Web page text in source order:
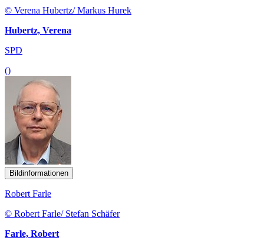
© Verena Hubertz/ Markus Hurek
Hubertz, Verena
SPD
()
Bildinformationen
Robert Farle
© Robert Farle/ Stefan Schäfer
Farle, Robert